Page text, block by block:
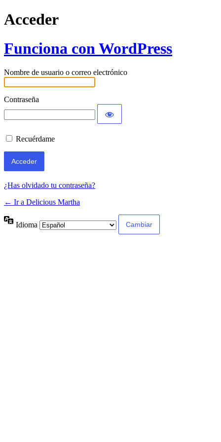
Acceder
Funciona con WordPress
Nombre de usuario o correo electrónico
Contraseña
Recuérdame
¿Has olvidado tu contraseña?
← Ir a Delicious Martha
Idioma